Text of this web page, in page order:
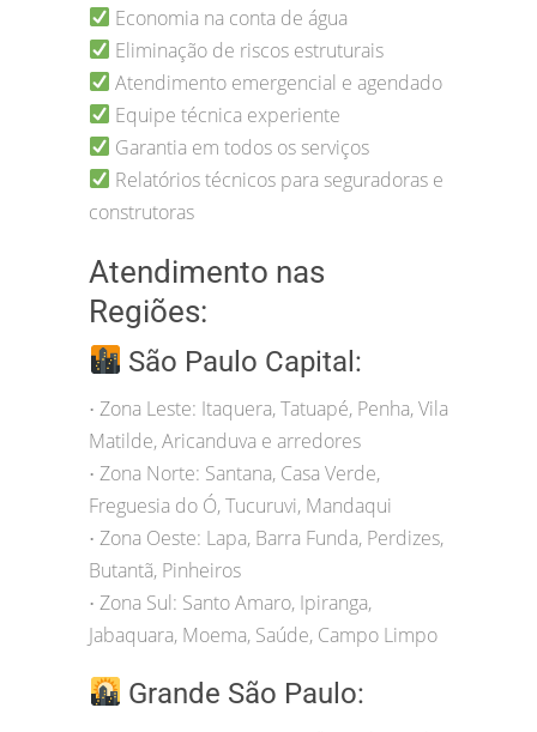
Economia na conta de água
Eliminação de riscos estruturais
Atendimento emergencial e agendado
Equipe técnica experiente
Garantia em todos os serviços
Relatórios técnicos para seguradoras e
construtoras
Atendimento nas
Regiões:
São Paulo Capital:
• Zona Leste: Itaquera, Tatuapé, Penha, Vila
Matilde, Aricanduva e arredores
• Zona Norte: Santana, Casa Verde,
Freguesia do Ó, Tucuruvi, Mandaqui
• Zona Oeste: Lapa, Barra Funda, Perdizes,
Butantã, Pinheiros
• Zona Sul: Santo Amaro, Ipiranga,
Jabaquara, Moema, Saúde, Campo Limpo
Grande São Paulo: